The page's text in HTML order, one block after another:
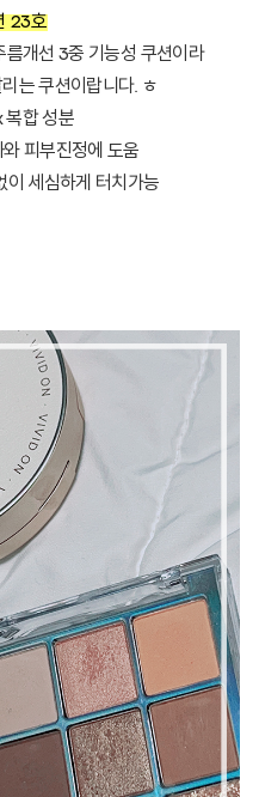
23호
름개선 3중 기능성 쿠션이라
는 쿠션이랍니다. ㅎ
합 성분
피부진정에 도움
이 세심하게 터치가능